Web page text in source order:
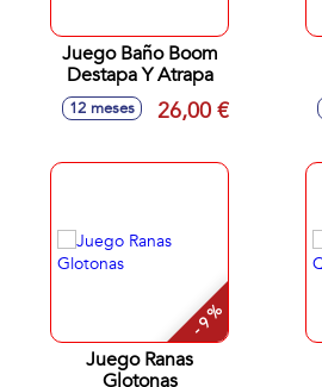
Juego Baño Boom
Destapa Y Atrapa
12 meses 26,00 €
- 9 %
Juego Ranas
Glotonas